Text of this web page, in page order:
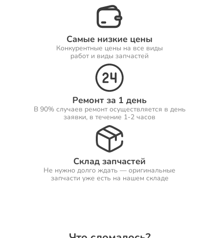
Самые низкие цены
Конкурентные цены на все виды
работ и виды запчастей
Ремонт за 1 день
В 90% случаев ремонт осуществляется в день
заявки, в течение 1-2 часов
Склад запчастей
Не нужно долго ждать — оригинальные
запчасти уже есть на нашем складе
Ремонт VR систем
Ремонт Сабвуферов
Ремонт Посудомоечных машин
Ремонт Холодильников